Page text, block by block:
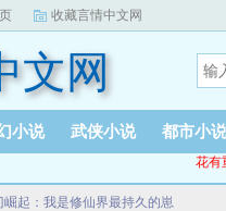
收藏言情中文网
文网
小说 武侠小说 都市小说
花有
崛起：我是修仙界最持久的崽